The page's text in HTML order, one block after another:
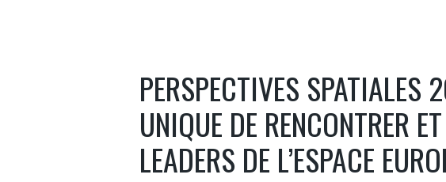
PERSPECTIVES SPATIALES
UNIQUE DE RENCONTRER
LEADERS DE L’ESPACE